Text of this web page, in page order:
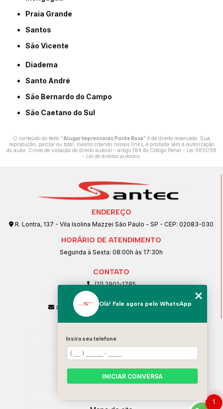
Praia Grande
Santos
São Vicente
Diadema
Santo André
São Bernardo do Campo
São Caetano do Sul
O conteúdo do texto "Alugar Impressoras Ponte Rasa" é de direito reservado. Sua
reprodução, parcial ou total, mesmo citando nossos links, é proibida sem a autorização
do autor. Crime de violação de direito autoral – artigo 184 do Código Penal – Lei 9610/98
- Lei de direitos autorais
ENDEREÇO
R. Lontra, 137 - Vila Isolina Mazzei São Paulo - SP - CEP: 02083-030
HORÁRIO DE ATENDIMENTO
Segunda à Sexta: 08:00h às 17:30h
CONTATO
(11) 2901-1785
(11) 99239-1832
atendimento@santeccopiadoras.com.br
Home
Empresa
SERVIÇOS
Contato
1
Olá! Fale agora pelo WhatsApp
Insira seu telefone
INICIAR CONVERSA